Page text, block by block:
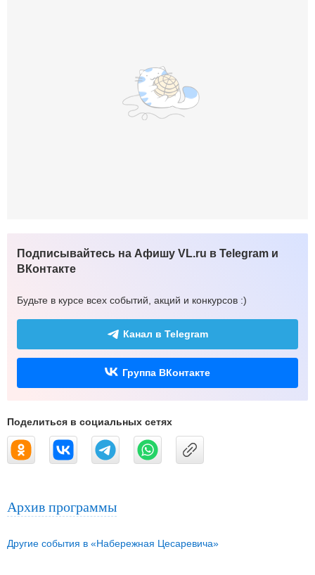
Подписывайтесь на Афишу VL.ru в Telegram и
ВКонтакте
Будьте в курсе всех событий, акций и конкурсов :)
Канал в Telegram
Группа ВКонтакте
Поделиться в социальных сетях
Архив программы
Другие события в «Набережная Цесаревича»